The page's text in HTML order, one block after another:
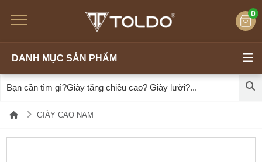
0
DANH MỤC SẢN PHẨM
GIÀY CAO NAM